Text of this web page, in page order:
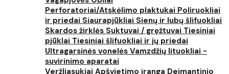
Perforatoriai/Atskėlimo plaktukai Poliruokliai
ir priedai Siaurapjūkliai Sienų ir lubų šlifuokliai
Skardos žirklės Suktuvai / gręžtuvai Tiesiniai
pjūklai Tiesiniai šlifuokliai ir jų priedai
Ultragarsinės vonelės Vamzdžių lituokliai -
suvirinimo aparatai
Veržliasukiai Apšvietimo įranga Deimantinio